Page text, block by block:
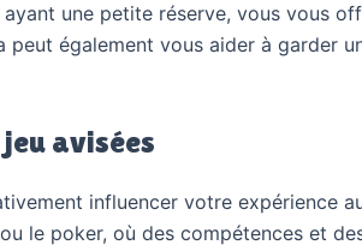
une petite réserve, vous vous
peut également vous aider à garder
avisées
influencer votre expérience
le poker, où des compétences et